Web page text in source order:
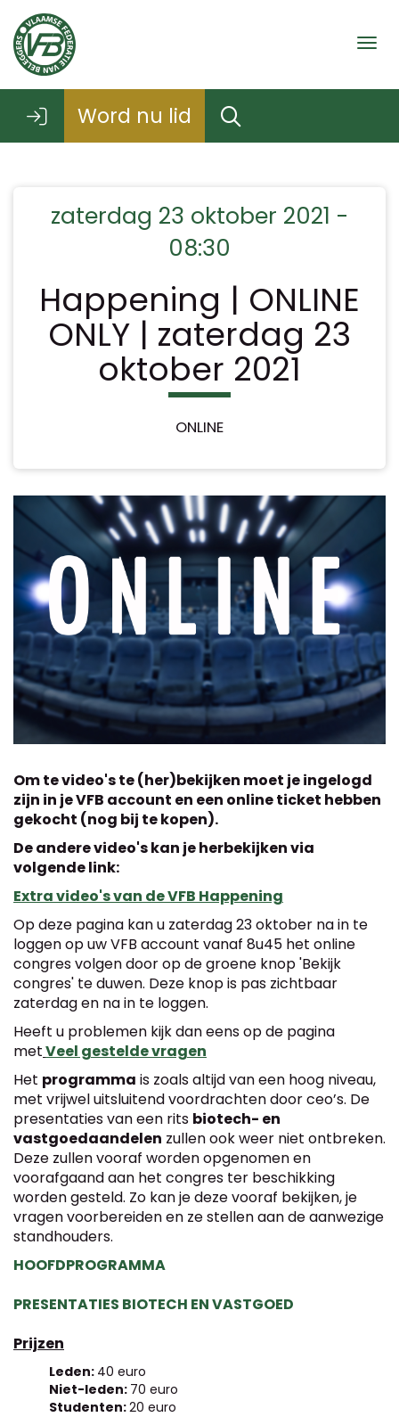
Word nu lid
zaterdag 23 oktober 2021 -
08:30
Happening | ONLINE
ONLY | zaterdag 23
oktober 2021
ONLINE
Om te video's te (her)bekijken moet je ingelogd
zijn in je VFB account en een online ticket hebben
gekocht (nog bij te kopen).
De andere video's kan je herbekijken via
volgende link:
Extra video's van de VFB Happening
Op deze pagina kan u zaterdag 23 oktober na in te
loggen op uw VFB account vanaf 8u45 het online
congres volgen door op de groene knop 'Bekijk
congres' te duwen. Deze knop is pas zichtbaar
zaterdag en na in te loggen.
Heeft u problemen kijk dan eens op de pagina
metVeel gestelde vragen
Het programma is zoals altijd van een hoog niveau,
met vrijwel uitsluitend voordrachten door ceo’s. De
presentaties van een rits biotech- en
vastgoedaandelen zullen ook weer niet ontbreken.
Deze zullen vooraf worden opgenomen en
voorafgaand aan het congres ter beschikking
worden gesteld. Zo kan je deze vooraf bekijken, je
vragen voorbereiden en ze stellen aan de aanwezige
standhouders.
HOOFDPROGRAMMA
PRESENTATIES BIOTECH EN VASTGOED
Prijzen
Leden: 40 euro
Niet-leden: 70 euro
Studenten:20 euro